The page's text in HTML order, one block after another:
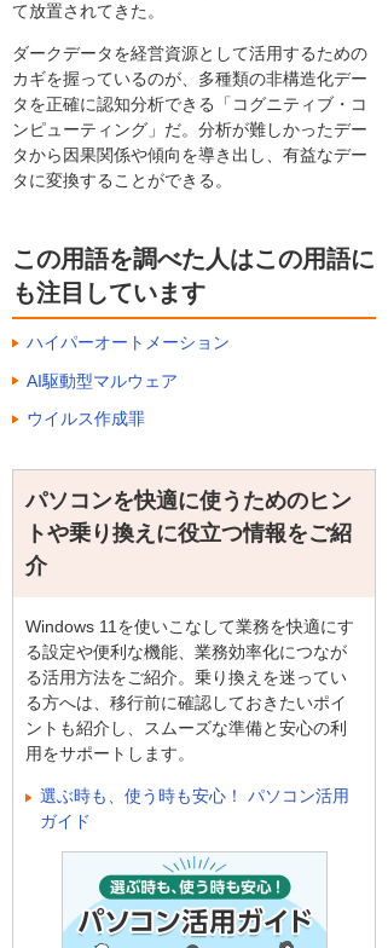
て放置されてきた。
ダークデータを経営資源として活用するための
カギを握っているのが、多種類の非構造化デー
タを正確に認知分析できる「コグニティブ・コ
ンピューティング」だ。分析が難しかったデー
タから因果関係や傾向を導き出し、有益なデー
タに変換することができる。
この用語を調べた人はこの用語に
も注目しています
ハイパーオートメーション
AI駆動型マルウェア
ウイルス作成罪
パソコンを快適に使うためのヒン
トや乗り換えに役立つ情報をご紹
介
Windows 11を使いこなして業務を快適にす
る設定や便利な機能、業務効率化につなが
る活用方法をご紹介。乗り換えを迷ってい
る方へは、移行前に確認しておきたいポイ
ントも紹介し、スムーズな準備と安心の利
用をサポートします。
選ぶ時も、使う時も安心！ パソコン活用
ガイド